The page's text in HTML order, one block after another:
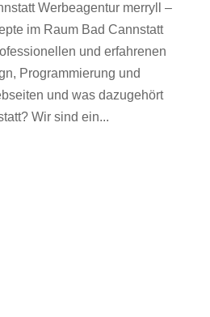
Werbeagentur merryll –
im Raum Bad Cannstatt
und erfahrenen
Programmierung und
und was dazugehört
Wir sind ein...